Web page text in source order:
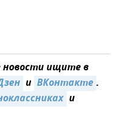
ищите в
и ВКонтакте.
и